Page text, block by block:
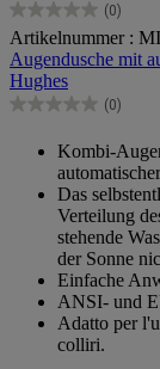
(0)
0.0
von
5
Sternen.
Artikelnummer :
Augendusche mit
Hughes
(0)
0.0
Sternen.
Kombi-
Das
Verteilung
stehende
der Sonne
Einfache
ANSI- und
Adatto per
colliri.